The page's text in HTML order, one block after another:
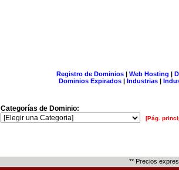
Registro de Dominios| Web Hosting |
Dominios Expirados | Industrias |
Categorías de Dominio:
[Pág.
** Precios